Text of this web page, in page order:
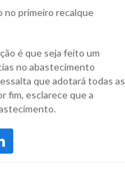
no primeiro recalque
é que seja feito um
no abastecimento
que adotará todas as
fim, esclarece que a